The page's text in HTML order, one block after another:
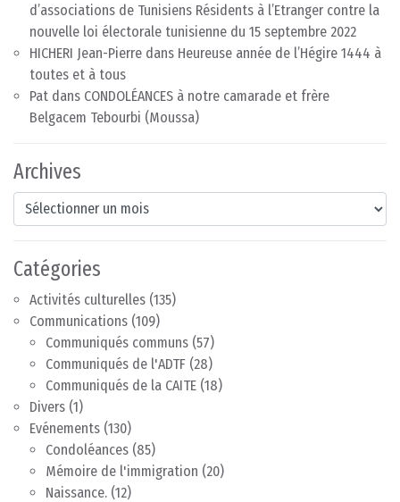
d’associations de Tunisiens Résidents à l’Etranger contre la
nouvelle loi électorale tunisienne du 15 septembre 2022
HICHERI Jean-Pierre dans Heureuse année de l’Hégire 1444 à
toutes et à tous
Pat dans CONDOLÉANCES à notre camarade et frère
Belgacem Tebourbi (Moussa)
Archives
Archives
Catégories
Activités culturelles (135)
Communications (109)
Communiqués communs (57)
Communiqués de l'ADTF (28)
Communiqués de la CAITE (18)
Divers (1)
Evénements (130)
Condoléances (85)
Mémoire de l'immigration (20)
Naissance. (12)